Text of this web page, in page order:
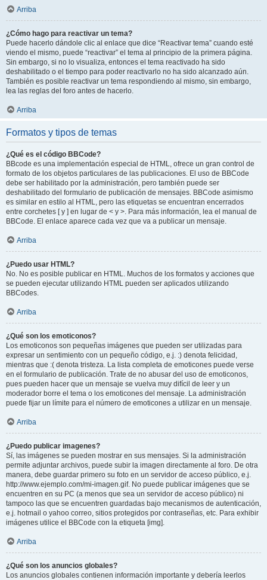
Arriba
¿Cómo hago para reactivar un tema?
Puede hacerlo dándole clic al enlace que dice “Reactivar tema” cuando esté
viendo el mismo, puede “reactivar” el tema al principio de la primera página.
Sin embargo, si no lo visualiza, entonces el tema reactivado ha sido
deshabilitado o el tiempo para poder reactivarlo no ha sido alcanzado aún.
También es posible reactivar un tema respondiendo al mismo, sin embargo,
lea las reglas del foro antes de hacerlo.
Arriba
Formatos y tipos de temas
¿Qué es el código BBCode?
BBcode es una implementación especial de HTML, ofrece un gran control de
formato de los objetos particulares de las publicaciones. El uso de BBCode
debe ser habilitado por la administración, pero también puede ser
deshabilitado del formulario de publicación de mensajes. BBCode asimismo
es similar en estilo al HTML, pero las etiquetas se encuentran encerrados
entre corchetes [ y ] en lugar de < y >. Para más información, lea el manual de
BBCode. El enlace aparece cada vez que va a publicar un mensaje.
Arriba
¿Puedo usar HTML?
No. No es posible publicar en HTML. Muchos de los formatos y acciones que
se pueden ejecutar utilizando HTML pueden ser aplicados utilizando
BBCodes.
Arriba
¿Qué son los emoticonos?
Los emoticonos son pequeñas imágenes que pueden ser utilizadas para
expresar un sentimiento con un pequeño código, e.j. :) denota felicidad,
mientras que :( denota tristeza. La lista completa de emoticones puede verse
en el formulario de publicación. Trate de no abusar del uso de emoticonos,
pues pueden hacer que un mensaje se vuelva muy difícil de leer y un
moderador borre el tema o los emoticones del mensaje. La administración
puede fijar un límite para el número de emoticones a utilizar en un mensaje.
Arriba
¿Puedo publicar imagenes?
Sí, las imágenes se pueden mostrar en sus mensajes. Si la administración
permite adjuntar archivos, puede subir la imagen directamente al foro. De otra
manera, debe guardar primero su foto en un servidor de acceso público, e.j.
http://www.ejemplo.com/mi-imagen.gif. No puede publicar imágenes que se
encuentren en su PC (a menos que sea un servidor de acceso público) ni
tampoco las que se encuentren guardadas bajo mecanismos de autenticación,
e.j. hotmail o yahoo correo, sitios protegidos por contraseñas, etc. Para exhibir
imágenes utilice el BBCode con la etiqueta [img].
Arriba
¿Qué son los anuncios globales?
Los anuncios globales contienen información importante y debería leerlos